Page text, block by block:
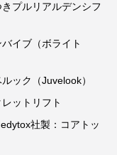
きプルリアルデンシフ
バイブ（ボライト
ック（Juvelook）
ットリフト
社製：コアトッ